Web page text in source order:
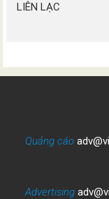
LIÊN LẠC
Quảng cáo
Advertising